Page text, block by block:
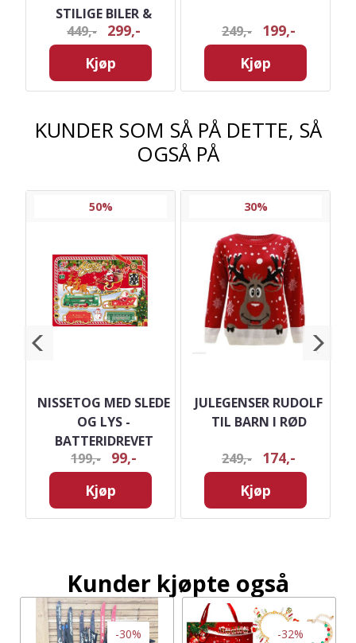
STILIGE BILER &
TILBEHØR
449,-
299,-
Kjøp
249,-
199,-
Kjøp
KUNDER SOM SÅ PÅ DETTE, SÅ
OGSÅ PÅ
50%
NISSETOG MED SLEDE
OG LYS -
BATTERIDREVET
199,-
99,-
Kjøp
30%
JULEGENSER RUDOLF
TIL BARN I RØD
249,-
174,-
Kjøp
Kunder kjøpte også
-30% -32%